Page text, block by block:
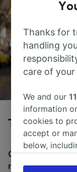
Tog fra Rho
Gjennomsnittlig
med tog er 35m,
Thanks for
handling
care of
We and our
information
cookies to
accept or
below,
the privacy